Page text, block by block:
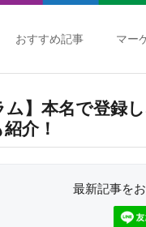
おすすめ記事 マー
ム】本名で登録
介！
最新記事を